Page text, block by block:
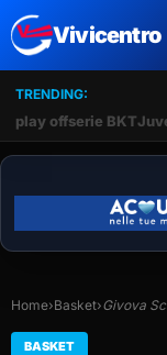
Vivicentro
TRENDING:
play offserie BKT
Home›Basket›Givova
BASKET